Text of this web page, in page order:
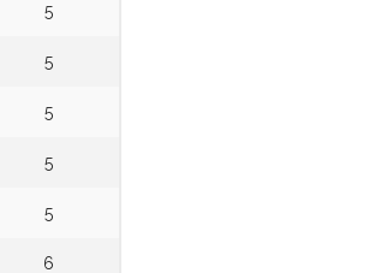
5
5
5
5
5
6